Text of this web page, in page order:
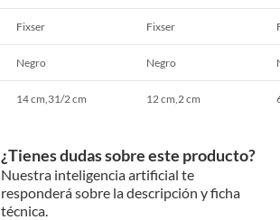
Fixser Fixser
Negro Negro
14 cm,31/2 cm 12 cm,2 cm
¿Tienes dudas sobre este producto?
Nuestra inteligencia artificial te
responderá sobre la descripción y ficha
técnica.